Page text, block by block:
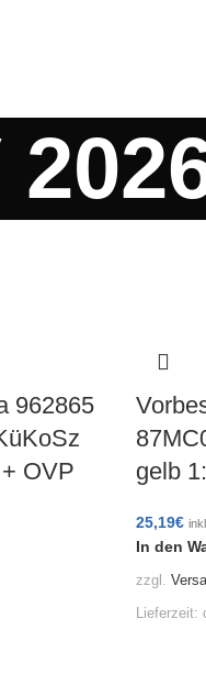
962865
OVP
gelb
25,19€
In den
zzgl.
Lieferzeit: